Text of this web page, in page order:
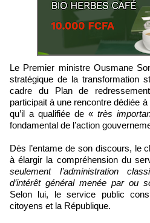
Le Premier ministre Ousmane Sonko a réaffirmé l’importance
stratégique de la transformation
cadre du Plan de
participait à une rencontre dédiée
qu’il a qualifiée de « très
fondamental de l’action
Dès l’entame de son discours, le
à élargir la compréhension du
seulement l’administration
d’intérêt général menée par ou
Selon lui, le service public
citoyens et la République.